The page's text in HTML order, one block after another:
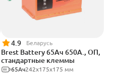
4.9 Беларусь
Brest Battery 65Ач 650А., ОП,
стандартные клеммы
242х175х175 мм
65Ач